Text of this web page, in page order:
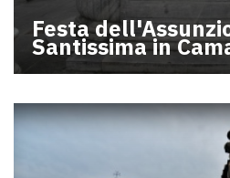
Festa
Santissima in